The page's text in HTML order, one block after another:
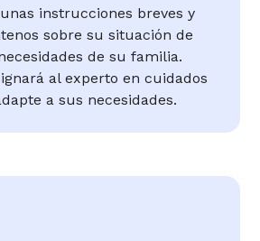
instrucciones breves y
sobre su situación de
de su familia.
al experto en cuidados
a sus necesidades.